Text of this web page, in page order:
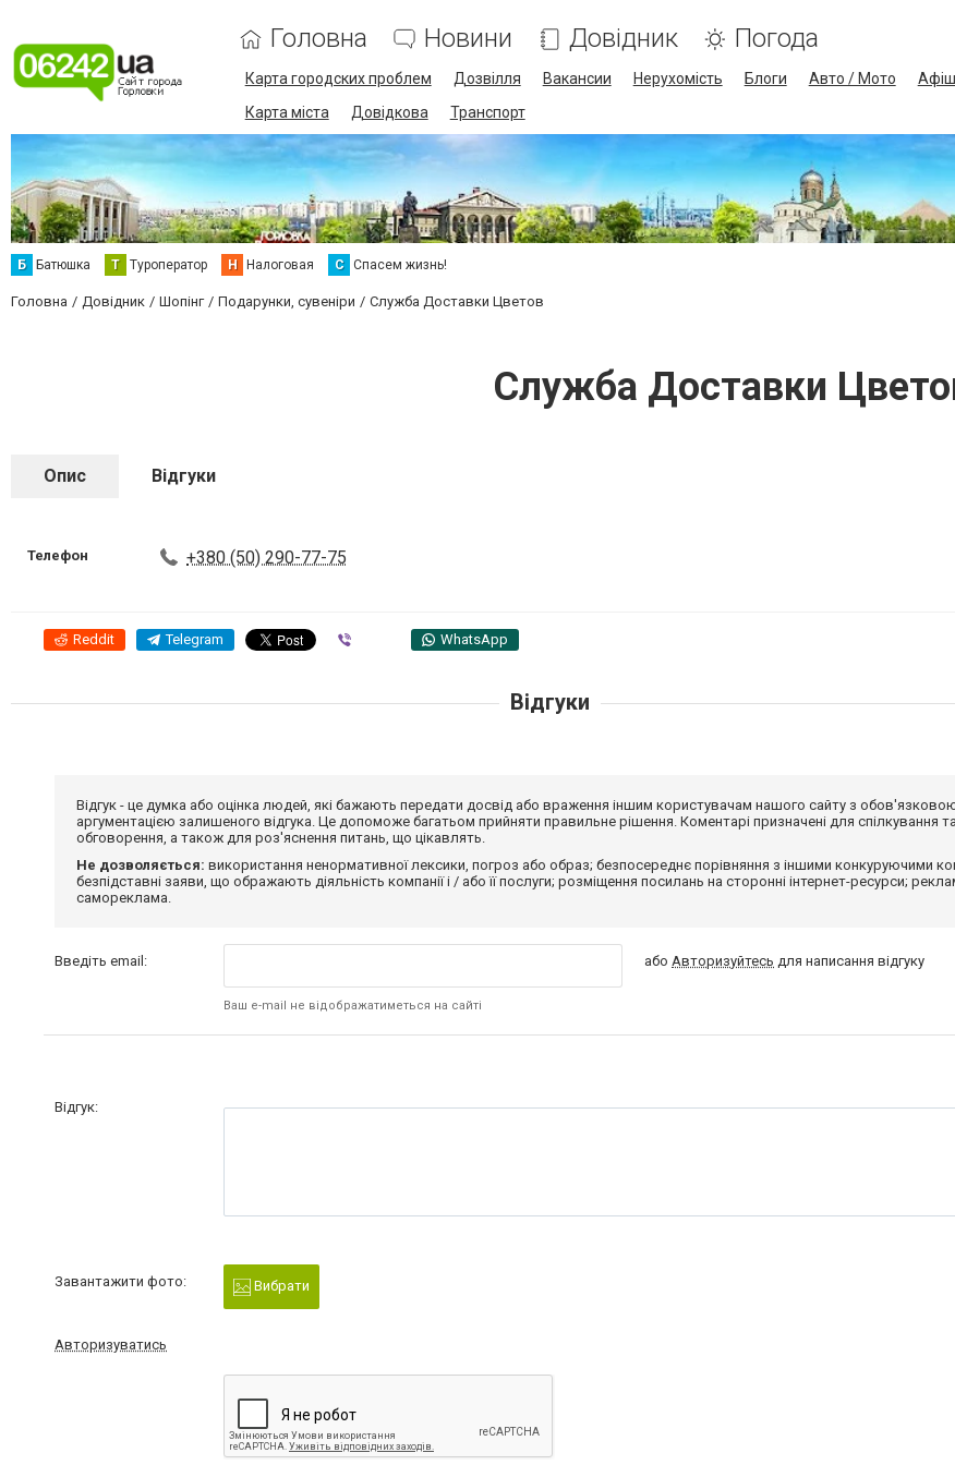
Головна Новини Довідник Погода
Карта городских проблем Дозвілля Вакансии Нерухомість Блоги Авто / Мото
Карта міста
Довідкова Транспорт
Б Батюшка Т Туроператор Н Налоговая С Спасем жизнь!
Головна Довідник Шопінг Подарунки, сувеніри Служба Доставки Цветов
Служба Доставки
Опис Відгуки
Телефон +380 (50) 290-77-75
Reddit Telegram WhatsApp
Відгуки
Відгук - це думка або оцінка людей, які бажають передати досвід або враження іншим користувачам нашого сайту з
аргументацією залишеного відгука. Це допоможе багатьом прийняти правильне рішення. Коментарі призначені для спілкування та
обговорення, а також для роз'яснення питань, що цікавлять.
Не дозволяється: використання ненормативної лексики, погроз або образ; безпосереднє порівняння з іншими конкуруючими
безпідставні заяви, що ображають діяльність компанії і / або її послуги; розміщення посилань на сторонні інтернет-ресурси;
самореклама.
Введіть email:
Ваш e-mail не відображатиметься на сайті
абоАвторизуйтесь для написання відгуку
Відгук:
Завантажити фото: Вибрати
Авторизуватись